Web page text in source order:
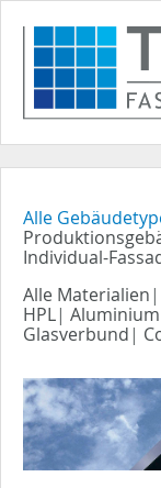
Alle
Individual-
Alle Materialien |
HPL| Aluminium
Glasverbund |